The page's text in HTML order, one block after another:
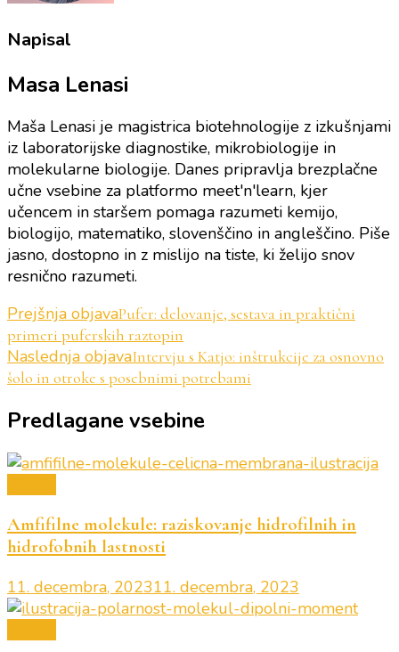
Napisal
Masa Lenasi
Maša Lenasi je magistrica biotehnologije z izkušnjami
iz laboratorijske diagnostike, mikrobiologije in
molekularne biologije. Danes pripravlja brezplačne
učne vsebine za platformo meet'n'learn, kjer
učencem in staršem pomaga razumeti kemijo,
biologijo, matematiko, slovenščino in angleščino. Piše
jasno, dostopno in z mislijo na tiste, ki želijo snov
resnično razumeti.
Navigacija
objav
Prejšnja objavaPufer: delovanje, sestava in praktični
primeri puferskih raztopin
Naslednja objavaIntervju s Katjo: inštrukcije za osnovno
šolo in otroke s posebnimi potrebami
Predlagane vsebine
Amfifilne molekule: raziskovanje hidrofilnih in
hidrofobnih lastnosti
11. decembra, 202311. decembra, 2023